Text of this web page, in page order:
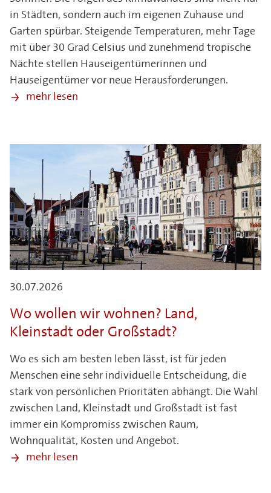
in Städten, sondern auch im eigenen Zuhause und
Garten spürbar. Steigende Temperaturen, mehr Tage
mit über 30 Grad Celsius und zunehmend tropische
Nächte stellen Hauseigentümerinnen und
Hauseigentümer vor neue Herausforderungen.
mehr lesen
30.07.2026
Wo wollen wir wohnen? Land,
Kleinstadt oder Großstadt?
Wo es sich am besten leben lässt, ist für jeden
Menschen eine sehr individuelle Entscheidung, die
stark von persönlichen Prioritäten abhängt. Die Wahl
zwischen Land, Kleinstadt und Großstadt ist fast
immer ein Kompromiss zwischen Raum,
Wohnqualität, Kosten und Angebot.
mehr lesen